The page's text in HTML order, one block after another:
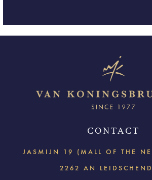
CONTACT
JASMIJN 19 (MALL OF THE
2262 AN